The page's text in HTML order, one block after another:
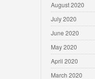
August 2020
July 2020
June 2020
May 2020
April 2020
March 2020